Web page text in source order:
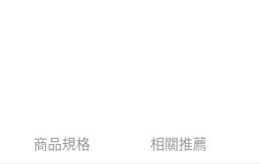
商品規格 相關推薦